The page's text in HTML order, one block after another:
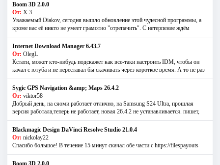
Boom 3D 2.0.0
От: Х.З.
Уважаемый Diakov, сегодня вышло обновление этой чудесной программы, а
кроме вас её никто не умеет грамотно "отрепачить". С нетерпение ждём
Internet Download Manager 6.43.7
От: OlegL
Кстати, может кто-нибудь подскажет как все-таки настроить IDM, чтобы он
качал с ютуба и не переставал бы скачивать через короткое время. А то не раз
Sygic GPS Navigation &amp; Maps 26.4.2
От: viktor58
Добрый день, на сяоми работает отлично, на Samsung S24 Ultra, прошлая
версия работала,теперь не работает, новая 26.4.2 не устанавливается. пишет,
Blackmagic Design DaVinci Resolve Studio 21.0.4
От: nickolay22
Спасибо большое! В течение 15 минут скачал обе части с https://filespayouts
Boom 3D 2.0.0